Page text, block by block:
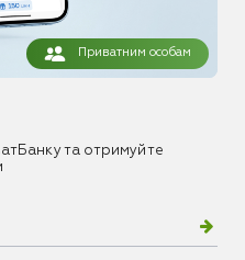
Приватним особам
та отримуйте